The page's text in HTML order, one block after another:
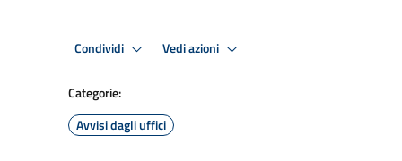
Condividi Vedi azioni
Categorie:
Avvisi dagli uffici